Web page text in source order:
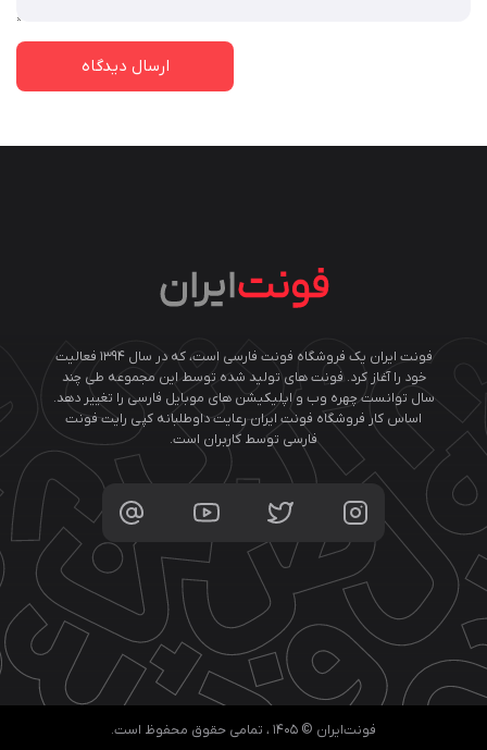
فونت ایران یک فروشگاه فونت فارسی است، که در سال ۱۳۹۴ فعالیت
خود را آغاز کرد. فونت های تولید شده توسط این مجموعه طی چند
سال توانست چهره وب و اپلیکیشن های موبایل فارسی را تغییر دهد.
اساس کار فروشگاه فونت ایران رعایت داوطلبانه کپی رایت فونت
فارسی توسط کاربران است.
فونت‌ایران © ۱۴۰۵ ، تمامی حقوق محفوظ است.